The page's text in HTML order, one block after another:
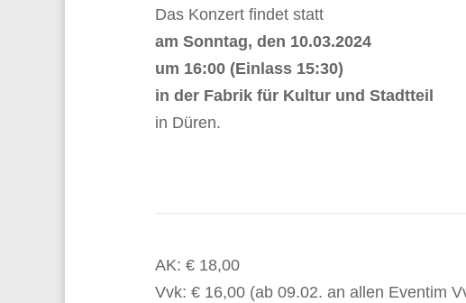
Das Konzert findet statt
am Sonntag, den 10.03.2024
um 16:00 (Einlass 15:30)
in der Fabrik für Kultur und Stadtteil
in Düren.
AK: € 18,00
Vvk: € 16,00 (ab 09.02. an allen Eventim